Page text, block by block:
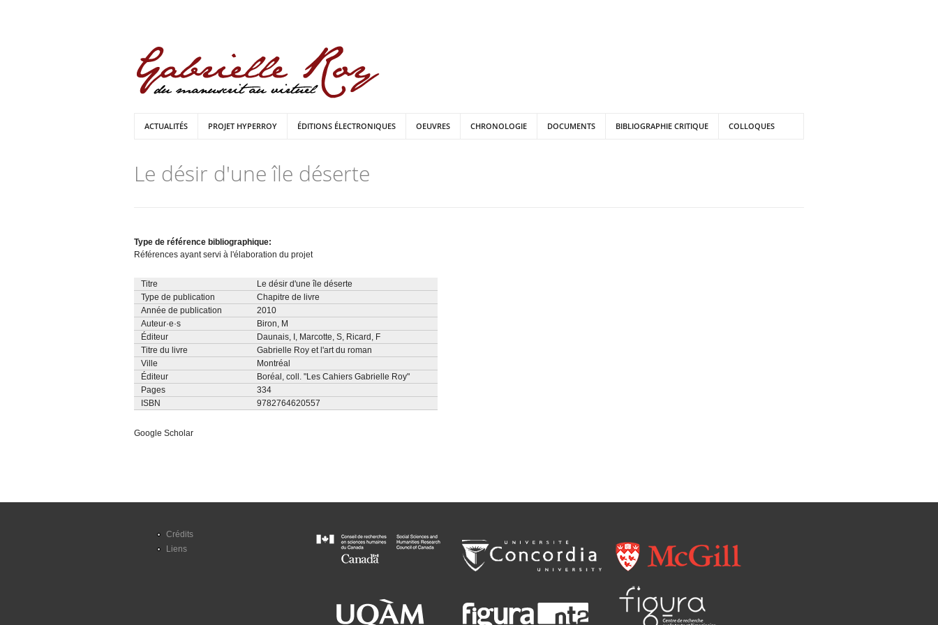
ACTUALITÉS PROJET HYPERROY ÉDITIONS ÉLECTRONIQUES OEUVRES CHRONOLOGIE DOCUMENTS BIBLIOGRAPHIE CRITIQUE COLLOQUES
Le désir d'une île déserte
Type de référence bibliographique:
Références ayant servi à l'élaboration du projet
Titre
Le désir d'une île déserte
Type de publication
Chapitre de livre
Année de publication
2010
Auteur·e·s
Biron, M
Éditeur
Daunais, I , Marcotte, S, Ricard, F
Titre du livre
Gabrielle Roy et l'art du roman
Ville
Montréal
Éditeur
Boréal, coll. "Les Cahiers Gabrielle Roy"
Pages
334
ISBN
9782764620557
Google Scholar
Crédits
Liens